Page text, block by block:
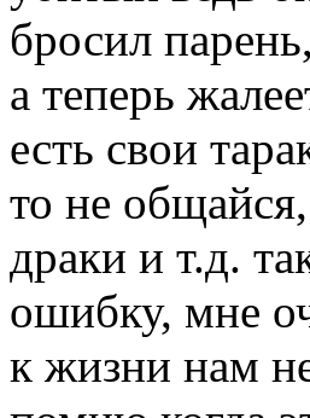
бросил
а теперь
есть свои
то не
драки и т.д.
ошибку, мне
к жизни нам